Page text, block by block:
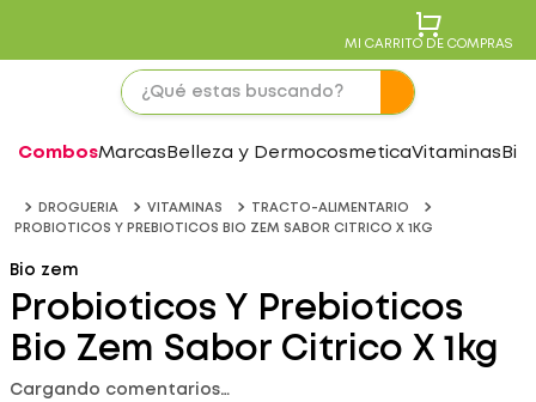
MI CARRITO DE COMPRAS
CombosMarcas Belleza y DermocosmeticaVitaminas
DROGUERIA VITAMINAS
TRACTO-ALIMENTARIO
PROBIOTICOS Y PREBIOTICOS BIO ZEM SABOR CITRICO X 1KG
Bio zem
Probioticos Y Prebioticos
Bio Zem Sabor Citrico X 1kg
Cargando comentarios…